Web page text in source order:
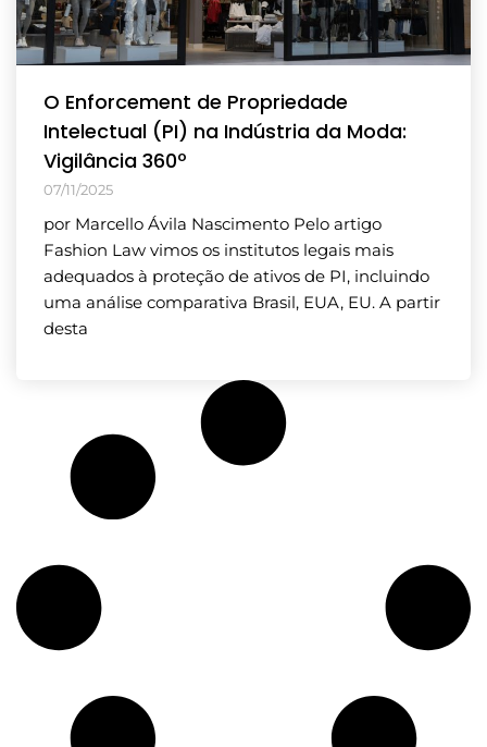
O Enforcement de Propriedade
Intelectual (PI) na Indústria da Moda:
Vigilância 360º
07/11/2025
por Marcello Ávila Nascimento Pelo artigo
Fashion Law vimos os institutos legais mais
adequados à proteção de ativos de PI, incluindo
uma análise comparativa Brasil, EUA, EU. A partir
desta